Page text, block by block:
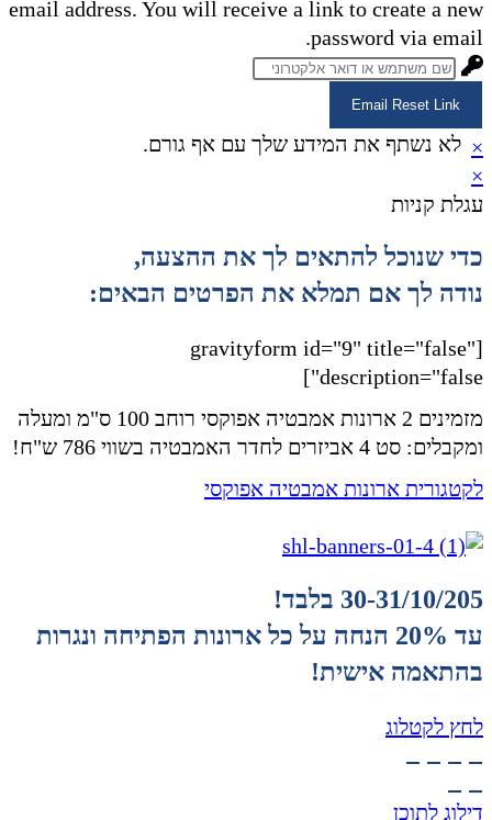
email address. You will receive a link to create a new
password via email.
Email Reset Link
לא נשתף את המידע שלך עם אף גורם. ×
×
עגלת קניות
כדי שנוכל להתאים לך את ההצעה,
נודה לך אם תמלא את הפרטים הבאים:
[gravityform id="9" title="false"
description="false"]
מזמינים 2 ארונות אמבטיה אפוקסי רוחב 100 ס"מ ומעלה
ומקבלים: סט 4 אביזרים לחדר האמבטיה בשווי 786 ש"ח!
לקטגורית ארונות אמבטיה אפוקסי
30-31/10/205 בלבד!
עד 20% הנחה על כל ארונות הפתיחה ונגרות
בהתאמה אישית!
לחץ לקטלוג
דילוג לתוכן